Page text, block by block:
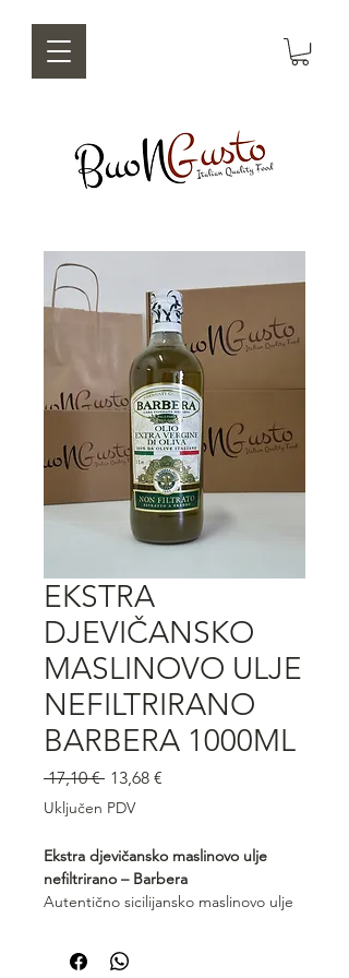
EKSTRA
DJEVIČANSKO
MASLINOVO ULJE
NEFILTRIRANO
BARBERA 1000ML
17,10 € Redovna
cijena
13,68 €
Uključen PDV
Ekstra djevičansko maslinovo ulje
nefiltrirano – Barbera
Autentično sicilijansko maslinovo ulje
voćne arome. Nefiltrirano Barbera ulje
zadržava prirodne čestice masline, što